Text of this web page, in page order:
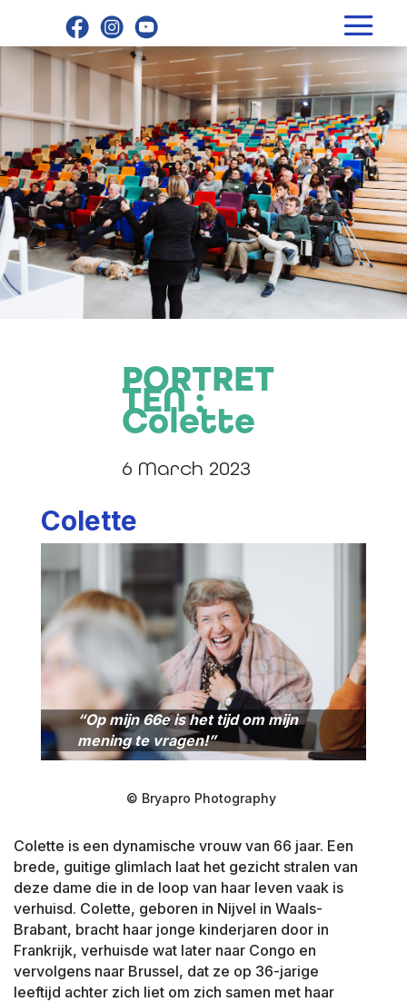
PORTRET
TEN :
Colette
6 March 2023
Colette
“Op mijn 66e is het tijd om mijn
mening te vragen!”
© Bryapro Photography
Colette is een dynamische vrouw van 66 jaar. Een
brede, guitige glimlach laat het gezicht stralen van
deze dame die in de loop van haar leven vaak is
verhuisd. Colette, geboren in Nijvel in Waals-
Brabant, bracht haar jonge kinderjaren door in
Frankrijk, verhuisde wat later naar Congo en
vervolgens naar Brussel, dat ze op 36-jarige
leeftijd achter zich liet om zich samen met haar